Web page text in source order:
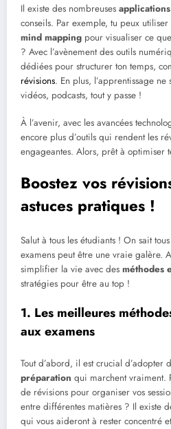
Il existe des nombreuses
conseils. Par exemple, tu peux
mind mapping pour visualiser ce
? Avec l’avènement des outils
dédiées pour structurer ton temps,
révisions. En plus, l’apprentissage
vidéos, podcasts, tout y passe !
À l’avenir, avec les avancées
encore plus d’outils qui rendent les
engageantes. Alors, prêt à optimiser
Boostez vos
astuces pratiques !
Salut à tous les étudiants ! On sait
examens peut être une vraie galère.
simplifier la vie avec des méthodes
stratégies pour être au top !
1. Les meilleures
aux examens
Tout d’abord, il est crucial d’adopter
préparation qui marchent vraiment.
de révisions pour organiser vos
entre différentes matières ? Il existe
qui vous aideront à rester concentré